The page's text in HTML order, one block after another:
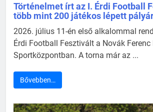
Történelmet írt az I. Érdi Football
több mint 200 játékos lépett
2026. július 11-én első alkalommal
Érdi Football Fesztivált a Novák Ferenc
Sportközpontban. A torna már az ...
Bővebben…